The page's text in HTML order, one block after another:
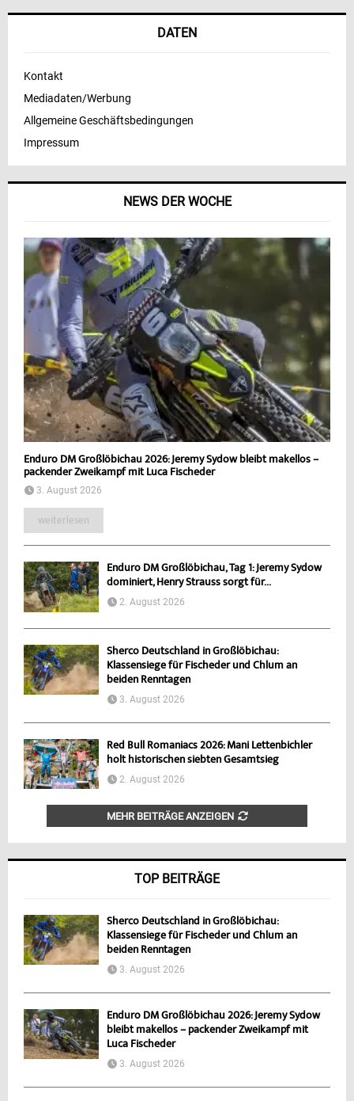
NEWS DER WOCHE
Enduro DM Großlöbichau 2026: Jeremy Sydow bleibt makellos –
packender Zweikampf mit Luca Fischeder
3. August 2026
weiterlesen
Enduro DM Großlöbichau, Tag 1: Jeremy Sydow
dominiert, Henry Strauss sorgt für...
2. August 2026
Sherco Deutschland in Großlöbichau:
Klassensiege für Fischeder und Chlum an
beiden Renntagen
3. August 2026
Red Bull Romaniacs 2026: Mani Lettenbichler
holt historischen siebten Gesamtsieg
2. August 2026
MEHR BEITRÄGE ANZEIGEN
TOP BEITRÄGE
Sherco Deutschland in Großlöbichau:
Klassensiege für Fischeder und Chlum an
beiden Renntagen
3. August 2026
Enduro DM Großlöbichau 2026: Jeremy Sydow
bleibt makellos – packender Zweikampf mit
Luca Fischeder
3. August 2026
DATEN
Kontakt
Mediadaten/Werbung
Allgemeine Geschäftsbedingungen
Impressum